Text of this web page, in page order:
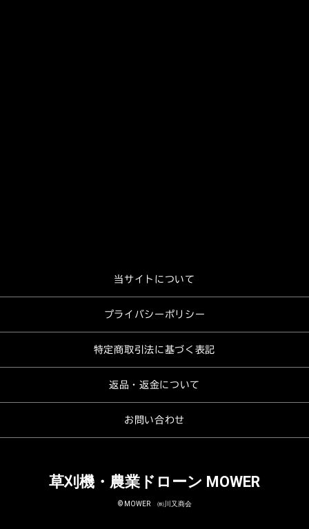
当サイトについて
プライバシーポリシー
特定商取引法に基づく表記
返品・返金について
お問い合わせ
草刈機・農業ドローン MOWER
© MOWER ㈱川又商会